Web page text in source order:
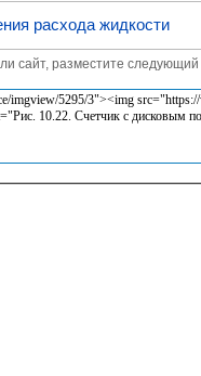
расхода жидкости
сайт, разместите следующий